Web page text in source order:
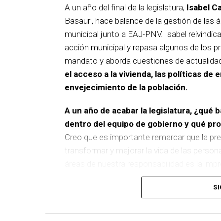
A un año del final de la legislatura, Isabel
Basauri, hace balance de la gestión de las
municipal junto a EAJ-PNV. Isabel
acción municipal y repasa algunos de los
mandato y aborda cuestiones de
el acceso a la vivienda, las políticas de
envejecimiento de la población.
A un año de acabar la legislatura, ¿qué
dentro del equipo de gobierno y qué
Creo que es importante remarcar que la
transformar y mejorar la vida de las
del equipo de gobierno.
En ese sentido, destacaría la
entre El Kalero y Basozelai. Es una